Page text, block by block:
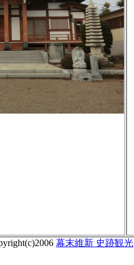
幕末維新 史跡観光